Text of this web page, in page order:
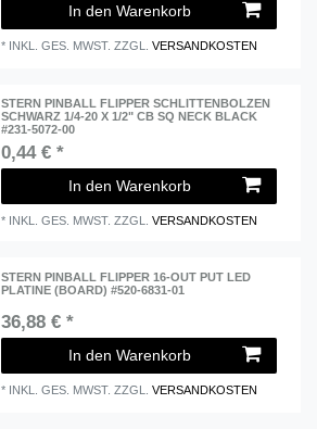
In den Warenkorb
* INKL. GES. MWST. ZZGL.VERSANDKOSTEN
STERN PINBALL FLIPPER SCHLITTENBOLZEN
SCHWARZ 1/4-20 X 1/2" CB SQ NECK BLACK
#231-5072-00
0,44 € *
In den Warenkorb
* INKL. GES. MWST. ZZGL.VERSANDKOSTEN
STERN PINBALL FLIPPER 16-OUT PUT LED
PLATINE (BOARD) #520-6831-01
36,88 € *
In den Warenkorb
* INKL. GES. MWST. ZZGL.VERSANDKOSTEN